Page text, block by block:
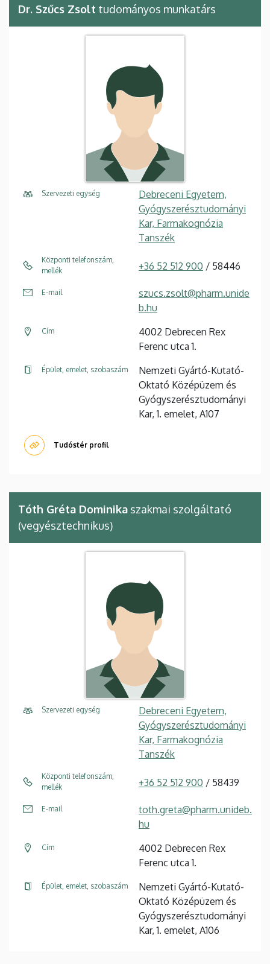
Dr. Szűcs Zsolt tudományos munkatárs
Szervezeti egység
Debreceni Egyetem,
Gyógyszerésztudományi
Kar, Farmakognózia
Tanszék
Központi telefonszám,
mellék
+36 52 512 900 / 58446
E-mail
szucs.zsolt@pharm.unide
b.hu
Cím
4002 Debrecen Rex
Ferenc utca 1.
Épület, emelet, szobaszám
Nemzeti Gyártó-Kutató-
Oktató Középüzem és
Gyógyszerésztudományi
Kar, 1. emelet, A107
Tudóstér profil
Tóth Gréta Dominika szakmai szolgáltató
(vegyésztechnikus)
Szervezeti egység
Debreceni Egyetem,
Gyógyszerésztudományi
Kar, Farmakognózia
Tanszék
Központi telefonszám,
mellék
+36 52 512 900 / 58439
E-mail
toth.greta@pharm.unideb.
hu
Cím
4002 Debrecen Rex
Ferenc utca 1.
Épület, emelet, szobaszám
Nemzeti Gyártó-Kutató-
Oktató Középüzem és
Gyógyszerésztudományi
Kar, 1. emelet, A106